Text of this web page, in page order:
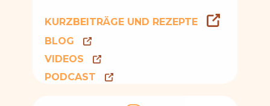
KURZBEITRÄGE UND REZEPTE
BLOG
VIDEOS
PODCAST